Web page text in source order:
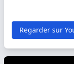
Regarder sur